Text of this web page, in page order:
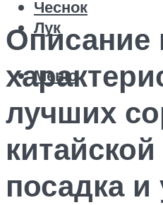
Чеснок
Лук
Меню
Описание
лучших
посадка и